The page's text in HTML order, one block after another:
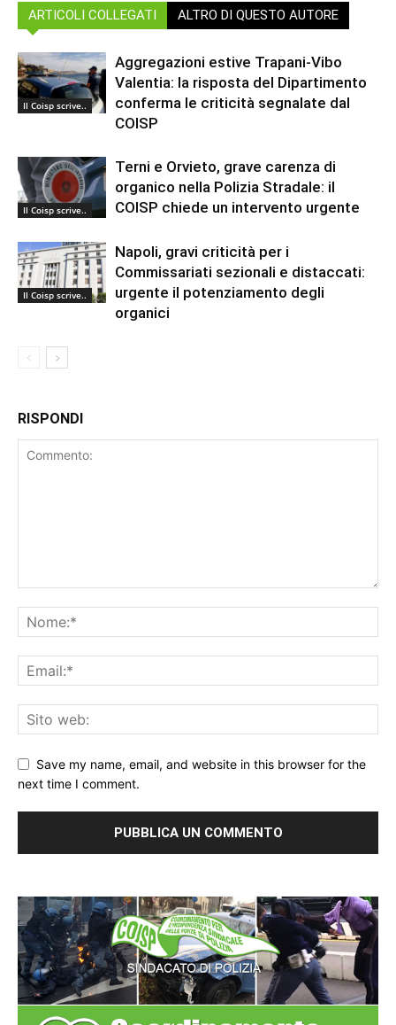
ARTICOLI COLLEGATI ALTRO DI QUESTO AUTORE
Il Coisp scrive..
Aggregazioni estive Trapani-Vibo
Valentia: la risposta del Dipartimento
conferma le criticità segnalate dal
COISP
Il Coisp scrive..
Terni e Orvieto, grave carenza di
organico nella Polizia Stradale: il
COISP chiede un intervento urgente
Il Coisp scrive..
Napoli, gravi criticità per i
Commissariati sezionali e distaccati:
urgente il potenziamento degli
organici
RISPONDI
Save my name, email, and website in this browser for the
next time I comment.